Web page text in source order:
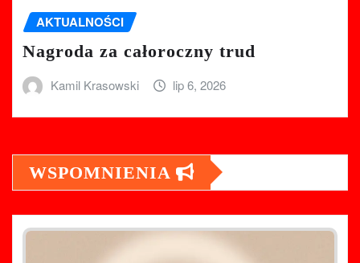
AKTUALNOŚCI
Nagroda za całoroczny trud
Kamil Krasowski lip 6, 2026
WSPOMNIENIA